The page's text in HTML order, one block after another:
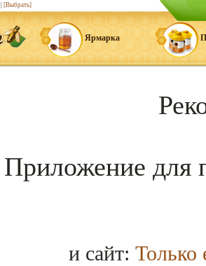
Ярмарка
Приложение для
и сайт:
[Выбрать]